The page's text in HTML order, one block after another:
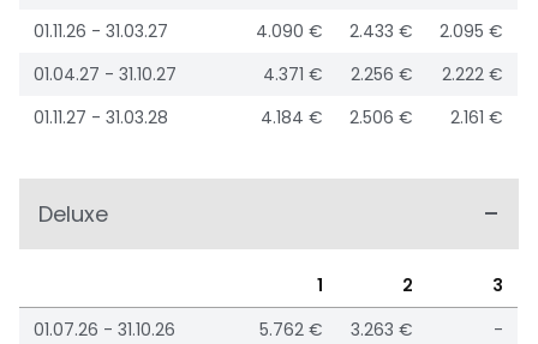
01.11.26 - 31.03.27
4.090 € 2.433 €
2.095 €
01.04.27 - 31.10.27
4.371 € 2.256 €
2.222 €
01.11.27 - 31.03.28
4.184 € 2.506 € 2.161 €
Deluxe
1 2
3
01.07.26 - 31.10.26
5.762 € 3.263 €
-